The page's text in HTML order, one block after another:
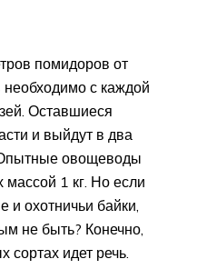
помидоров от
с каждой
Оставшиеся
и выйдут в два
овощеводы
массой 1 кг. Но если
охотничьи байки,
не быть? Конечно,
сортах идет речь.